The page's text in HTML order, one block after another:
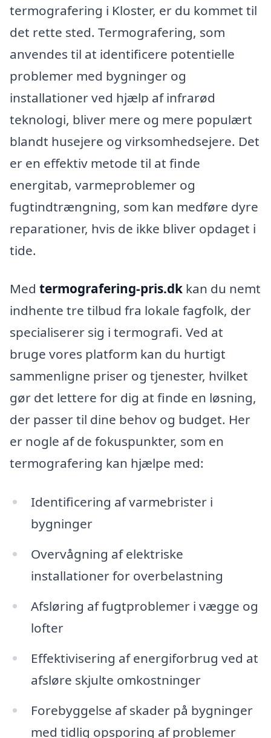
termografering i Kloster, er du kommet til
det rette sted. Termografering, som
anvendes til at identificere potentielle
problemer med bygninger og
installationer ved hjælp af infrarød
teknologi, bliver mere og mere populært
blandt husejere og virksomhedsejere. Det
er en effektiv metode til at finde
energitab, varmeproblemer og
fugtindtrængning, som kan medføre dyre
reparationer, hvis de ikke bliver opdaget i
tide.
Med termografering-pris.dk kan du nemt
indhente tre tilbud fra lokale fagfolk, der
specialiserer sig i termografi. Ved at
bruge vores platform kan du hurtigt
sammenligne priser og tjenester, hvilket
gør det lettere for dig at finde en løsning,
der passer til dine behov og budget. Her
er nogle af de fokuspunkter, som en
termografering kan hjælpe med:
Identificering af varmebrister i
bygninger
Overvågning af elektriske
installationer for overbelastning
Afsløring af fugtproblemer i vægge og
lofter
Effektivisering af energiforbrug ved at
afsløre skjulte omkostninger
Forebyggelse af skader på bygninger
med tidlig opsporing af problemer